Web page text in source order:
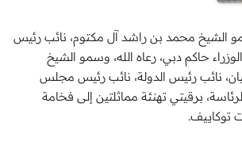
الشيخ محمد بن راشد آل مكتوم، نائب رئيس
حاكم دبي، رعاه الله، وسمو الشيخ
نائب رئيس الدولة، نائب رئيس مجلس
برقيتي تهنئة مماثلتين إلى فخامة
توكاييف.